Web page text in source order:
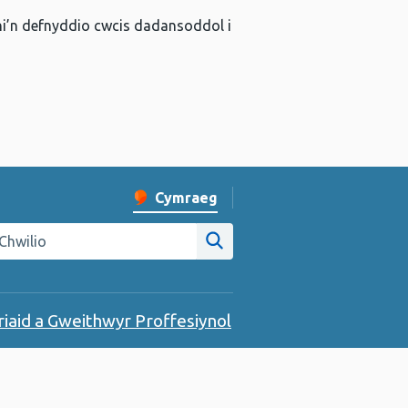
defnyddio cwcis dadansoddol i
Newid iaith y wefan
Cymraeg
gwefan Iechyd Cyhoeddus Cymru
Chwilio ar y wefan
a Gweithwyr Proffesiynol